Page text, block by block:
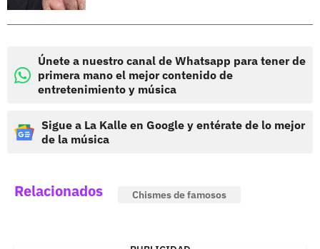
Únete a nuestro canal de Whatsapp para tener de
primera mano el mejor contenido de
entretenimiento y música
Sigue a La Kalle en Google y entérate de lo mejor
de la música
Relacionados Chismes de famosos